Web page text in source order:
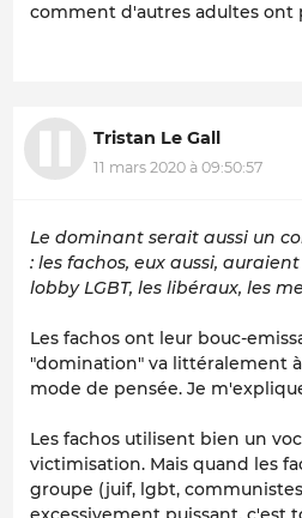
comment d'autres adultes ont
Tristan Le Gall
11 mars 2020 à 09:50:57
Le dominant serait aussi un
: les fachos, eux aussi,
lobby LGBT, les libéraux, les
Les fachos ont leur bouc-
"domination" va littéralement
mode de pensée. Je
Les fachos utilisent bien un
victimisation. Mais quand les
groupe (juif, lgbt,